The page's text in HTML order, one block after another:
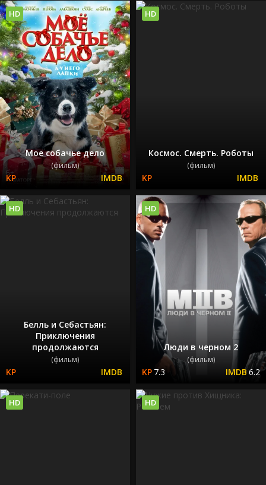
Мое собачье дело
(фильм)
HD
Космос. Смерть. Роботы
(фильм)
HD
Белль и Себастьян:
Приключения
продолжаются
(фильм)
HD
Люди в черном 2
(фильм)
7.3 6.2
HD
HD HD